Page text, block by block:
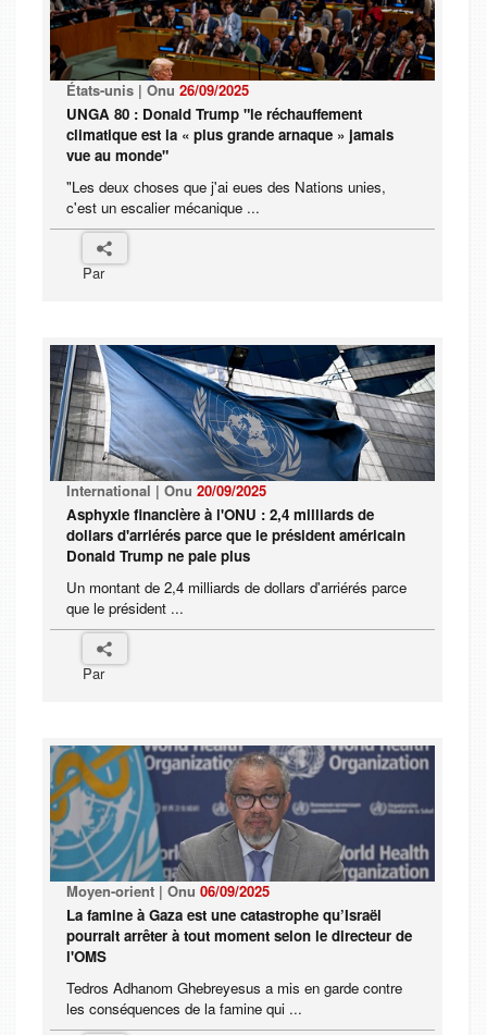
États-unis | Onu 26/09/2025
UNGA 80 : Donald Trump "le réchauffement
climatique est la « plus grande arnaque » jamais
vue au monde"
"Les deux choses que j'ai eues des Nations unies,
c'est un escalier mécanique ...
Par
International | Onu 20/09/2025
Asphyxie financière à l'ONU : 2,4 milliards de
dollars d'arriérés parce que le président américain
Donald Trump ne paie plus
Un montant de 2,4 milliards de dollars d'arriérés parce
que le président ...
Par
Moyen-orient | Onu 06/09/2025
La famine à Gaza est une catastrophe qu’Israël
pourrait arrêter à tout moment selon le directeur de
l'OMS
Tedros Adhanom Ghebreyesus a mis en garde contre
les conséquences de la famine qui ...